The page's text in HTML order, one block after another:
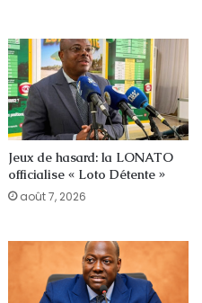
Jeux de hasard: la LONATO
officialise « Loto Détente »
août 7, 2026